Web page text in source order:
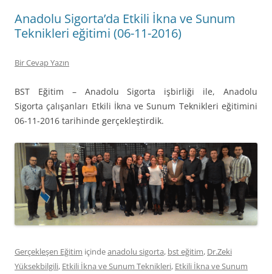
Anadolu Sigorta’da Etkili İkna ve Sunum
Teknikleri eğitimi (06-11-2016)
Bir Cevap Yazın
BST Eğitim – Anadolu Sigorta işbirliği ile, Anadolu
Sigorta çalışanları Etkili İkna ve Sunum Teknikleri eğitimini
06-11-2016 tarihinde gerçekleştirdik.
Gerçekleşen Eğitim içindeanadolu sigorta, bst eğitim, Dr.Zeki
Yüksekbilgili, Etkili İkna ve Sunum Teknikleri, Etkili İkna ve Sunum